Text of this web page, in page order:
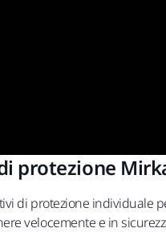
protezione
di protezione individuale
velocemente e in